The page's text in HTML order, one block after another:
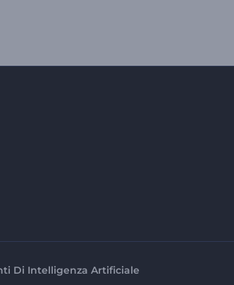
Di Intelligenza Artificiale